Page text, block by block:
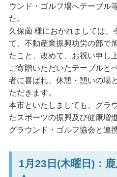
ウンド・ゴルフ場へテーブル
た。
久保薗 様におかれましては、
て、不動産業振興功労の部で
たこと、改めて、お祝い申し
ご寄贈いただいたテーブルと
者に喜ばれ、休憩・憩いの場
ただきます。
本市といたしましても、グラ
たスポーツの振興及び健康増
グラウンド・ゴルフ協会と連
1月23日(木曜日)：